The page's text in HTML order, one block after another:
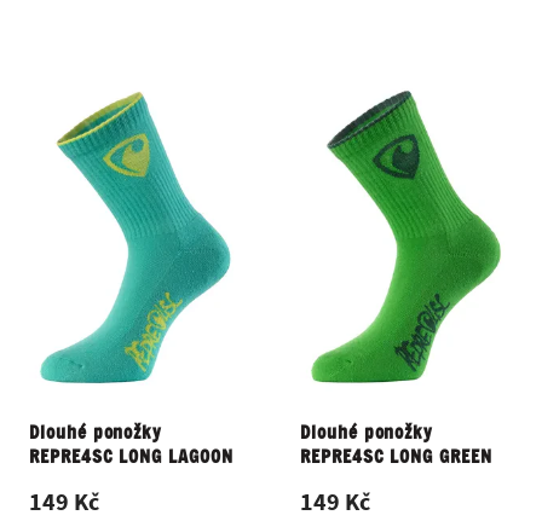
Dlouhé ponožky
REPRE4SC LONG LAGOON
149 Kč
Dlouhé ponožky
REPRE4SC LONG GREEN
149 Kč